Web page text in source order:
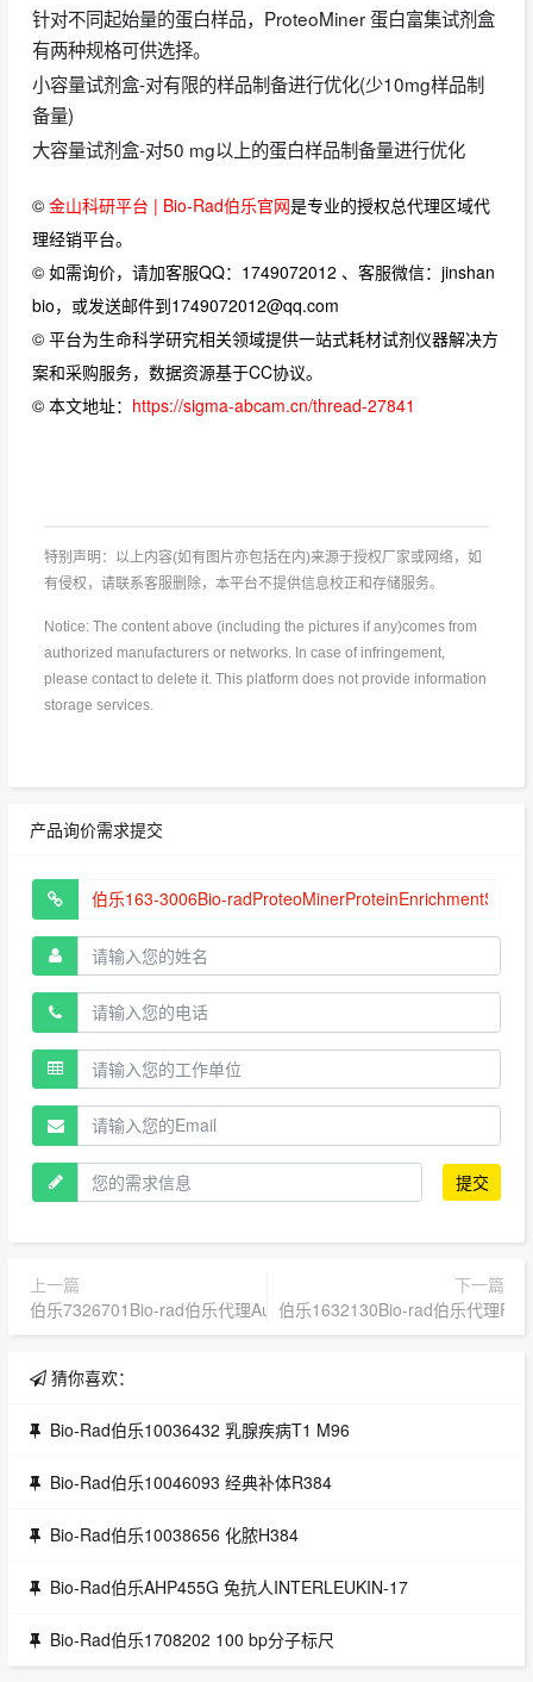
针对不同起始量的蛋白样品，ProteoMiner 蛋白富集试剂盒
有两种规格可供选择。
小容量试剂盒-对有限的样品制备进行优化(少10mg样品制
备量)
大容量试剂盒-对50 mg以上的蛋白样品制备量进行优化
© 金山科研平台 | Bio-Rad伯乐官网是专业的授权总代理区域代
理经销平台。
© 如需询价，请加客服QQ：1749072012 、客服微信：jinshan
bio，或发送邮件到1749072012@qq.com
© 平台为生命科学研究相关领域提供一站式耗材试剂仪器解决方
案和采购服务，数据资源基于CC协议。
© 本文地址： https://sigma-abcam.cn/thread-27841
特别声明：以上内容(如有图片亦包括在内)来源于授权厂家或网络，如
有侵权，请联系客服删除，本平台不提供信息校正和存储服务。
Notice: The content above (including the pictures if any)comes from
authorized manufacturers or networks. In case of infringement,
please contact to delete it. This platform does not provide information
storage services.
产品询价需求提交
提交
上一篇
伯乐7326701Bio-rad伯乐代理AurumSerumProteinMini
下一篇
伯乐1632130Bio-rad伯乐代理
猜你喜欢：
Bio-Rad伯乐10036432 乳腺疾病T1 M96
Bio-Rad伯乐10046093 经典补体R384
Bio-Rad伯乐10038656 化脓H384
Bio-Rad伯乐AHP455G 兔抗人INTERLEUKIN-17
Bio-Rad伯乐1708202 100 bp分子标尺